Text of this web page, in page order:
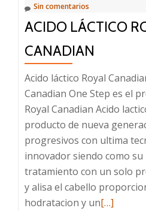
Sin comentarios
ACIDO LÁCTICO
CANADIAN
Acido láctico Royal
Canadian One Step es el
Royal Canadian Acido
producto de nueva
progresivos con ultima
innovador siendo como
tratamiento con un solo
y alisa el cabello
hodratacion y unLeer
[…]